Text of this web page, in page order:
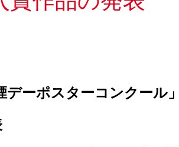
デーポスターコンクール」